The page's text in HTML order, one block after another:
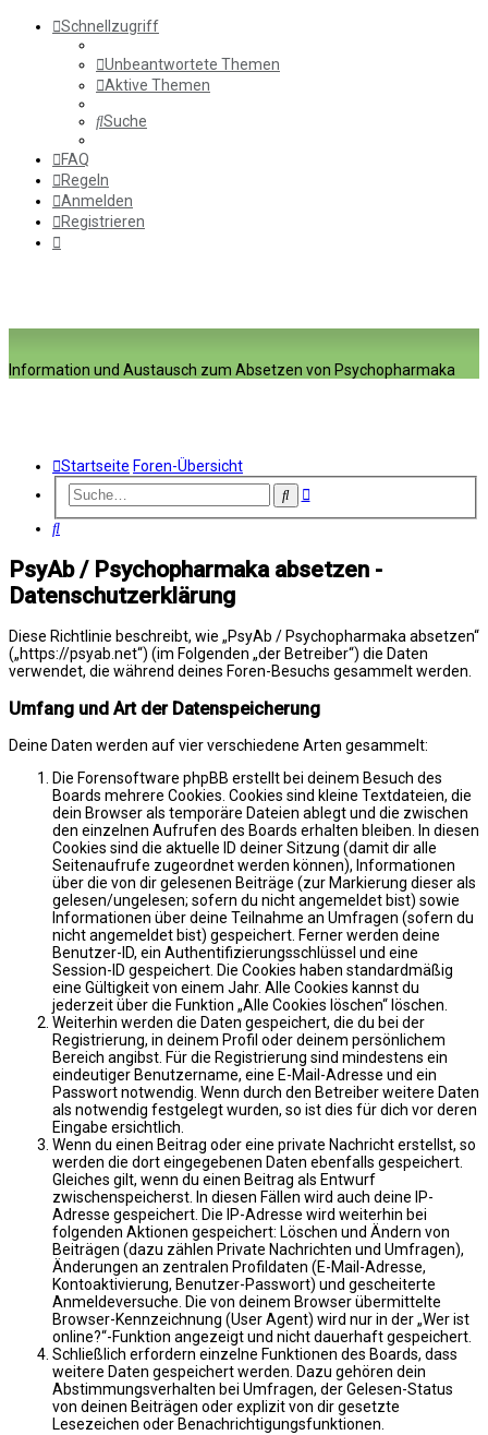
Schnellzugriff
Unbeantwortete Themen
Aktive Themen
Suche
FAQ
Regeln
Anmelden
Registrieren
Information und Austausch zum Absetzen von Psychopharmaka
Startseite Foren-Übersicht
SucheErweiterte
Suche
PsyAb / Psychopharmaka absetzen -
Datenschutzerklärung
Diese Richtlinie beschreibt, wie „PsyAb / Psychopharmaka absetzen“
(„https://psyab.net“) (im Folgenden „der Betreiber“) die Daten
verwendet, die während deines Foren-Besuchs gesammelt werden.
Umfang und Art der Datenspeicherung
Deine Daten werden auf vier verschiedene Arten gesammelt:
Die Forensoftware phpBB erstellt bei deinem Besuch des
Boards mehrere Cookies. Cookies sind kleine Textdateien, die
dein Browser als temporäre Dateien ablegt und die zwischen
den einzelnen Aufrufen des Boards erhalten bleiben. In diesen
Cookies sind die aktuelle ID deiner Sitzung (damit dir alle
Seitenaufrufe zugeordnet werden können), Informationen
über die von dir gelesenen Beiträge (zur Markierung dieser als
gelesen/ungelesen; sofern du nicht angemeldet bist) sowie
Informationen über deine Teilnahme an Umfragen (sofern du
nicht angemeldet bist) gespeichert. Ferner werden deine
Benutzer-ID, ein Authentifizierungsschlüssel und eine
Session-ID gespeichert. Die Cookies haben standardmäßig
eine Gültigkeit von einem Jahr. Alle Cookies kannst du
jederzeit über die Funktion „Alle Cookies löschen“ löschen.
Weiterhin werden die Daten gespeichert, die du bei der
Registrierung, in deinem Profil oder deinem persönlichem
Bereich angibst. Für die Registrierung sind mindestens ein
eindeutiger Benutzername, eine E-Mail-Adresse und ein
Passwort notwendig. Wenn durch den Betreiber weitere Daten
als notwendig festgelegt wurden, so ist dies für dich vor deren
Eingabe ersichtlich.
Wenn du einen Beitrag oder eine private Nachricht erstellst, so
werden die dort eingegebenen Daten ebenfalls gespeichert.
Gleiches gilt, wenn du einen Beitrag als Entwurf
zwischenspeicherst. In diesen Fällen wird auch deine IP-
Adresse gespeichert. Die IP-Adresse wird weiterhin bei
folgenden Aktionen gespeichert: Löschen und Ändern von
Beiträgen (dazu zählen Private Nachrichten und Umfragen),
Änderungen an zentralen Profildaten (E-Mail-Adresse,
Kontoaktivierung, Benutzer-Passwort) und gescheiterte
Anmeldeversuche. Die von deinem Browser übermittelte
Browser-Kennzeichnung (User Agent) wird nur in der „Wer ist
online?“-Funktion angezeigt und nicht dauerhaft gespeichert.
Schließlich erfordern einzelne Funktionen des Boards, dass
weitere Daten gespeichert werden. Dazu gehören dein
Abstimmungsverhalten bei Umfragen, der Gelesen-Status
von deinen Beiträgen oder explizit von dir gesetzte
Lesezeichen oder Benachrichtigungsfunktionen.